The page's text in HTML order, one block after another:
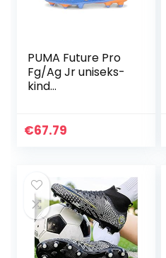
PUMA Future Pro
Fg/Ag Jr uniseks-
kind
€67.79